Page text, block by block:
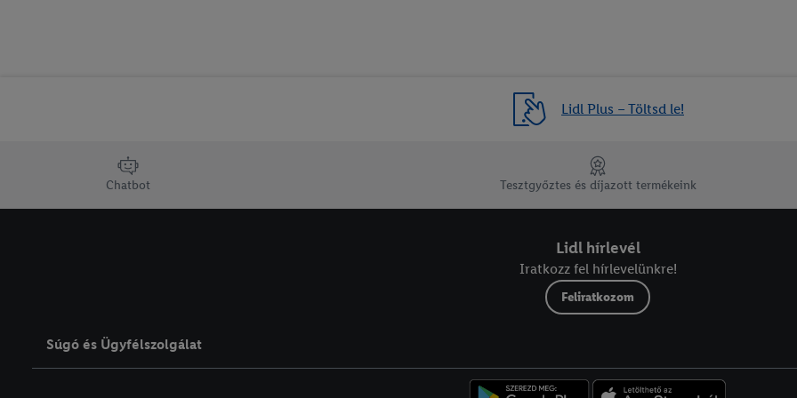
Lidl Plus – Töltsd le!
Chatbot Tesztgyőztes és díjazott termékeink
Lidl hírlevél
Iratkozz fel hírlevelünkre!
Feliratkozom
Súgó és Ügyfélszolgálat